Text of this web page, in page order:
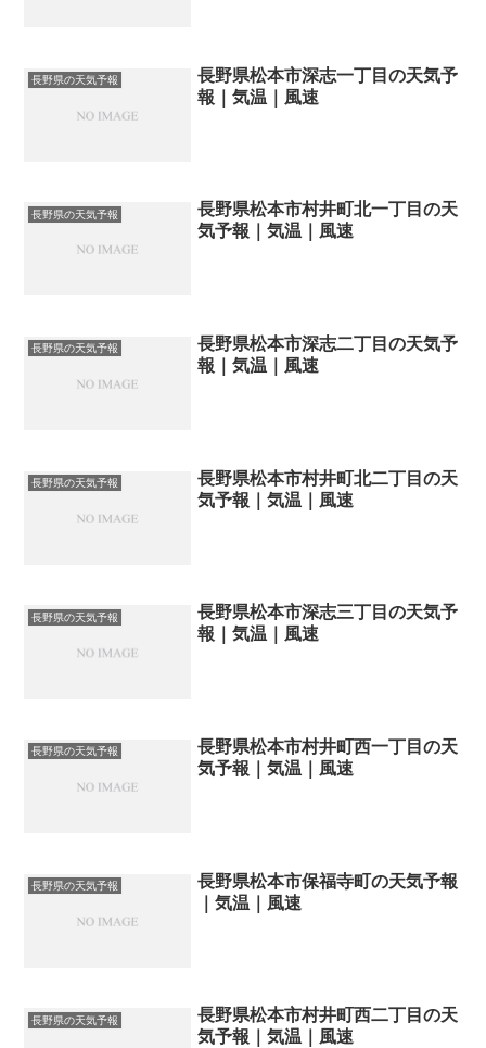
長野県の天気予報
長野県松本市深志一丁目の天気予
報｜気温｜風速
長野県の天気予報
長野県松本市村井町北一丁目の天
気予報｜気温｜風速
長野県の天気予報
長野県松本市深志二丁目の天気予
報｜気温｜風速
長野県の天気予報
長野県松本市村井町北二丁目の天
気予報｜気温｜風速
長野県の天気予報
長野県松本市深志三丁目の天気予
報｜気温｜風速
長野県の天気予報
長野県松本市村井町西一丁目の天
気予報｜気温｜風速
長野県の天気予報
長野県松本市保福寺町の天気予報
｜気温｜風速
長野県の天気予報
長野県松本市村井町西二丁目の天
気予報｜気温｜風速